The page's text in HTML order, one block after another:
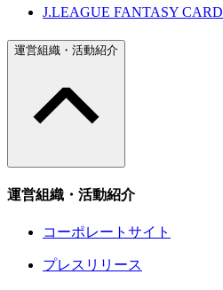
J.LEAGUE FANTASY CARD
運営組織・活動紹介
運営組織・活動紹介
コーポレートサイト
プレスリリース